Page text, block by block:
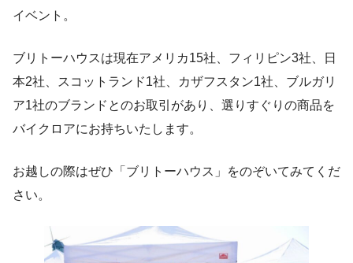
イベント。
ブリトーハウスは現在アメリカ15社、フィリピン3社、日
本2社、スコットランド1社、カザフスタン1社、ブルガリ
ア1社のブランドとのお取引があり、選りすぐりの商品を
バイクロアにお持ちいたします。
お越しの際はぜひ「ブリトーハウス」をのぞいてみてくだ
さい。